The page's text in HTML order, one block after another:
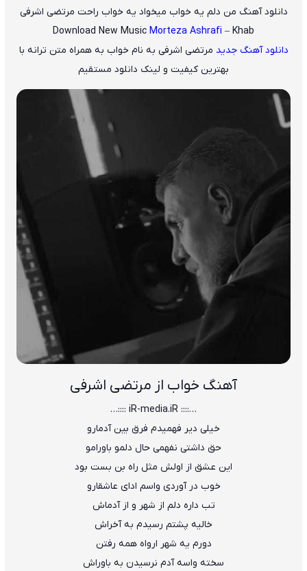
دانلود آهنگ من دلم یه خواب میخواد یه خواب راحت مرتضی اشرفی
Download New Music Morteza Ashrafi – Khab
دانلود آهنگ جدید مرتضی اشرفی به نام خواب به همراه متن ترانه با
بهترین کیفیت و لینک دانلود مستقیم
آهنگ خواب از مرتضی اشرفی
…:::: iR-media.iR ::::…
خیلی دیر فهمیدم فرق بین آدمارو
حق داشتی نفهمی حال دلمو باورامو
این عشق از اولش مثل راه بن بست بود
خوب در آوردی واسم ادای عاشقارو
تب داره دلم از شهر و از آدماش
خالیه پشتم رسیدم به آخراش
دورم یه شهر ارواه همه رفتن
سخته واسه آدم نرسیدن به باوراش